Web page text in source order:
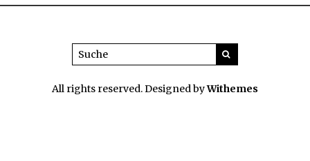
All rights reserved. Designed byWithemes